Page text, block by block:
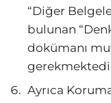
“Diğer
bulunan
dokümanı
Ayrıca